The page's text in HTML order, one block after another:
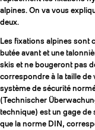
alpines. On va vous
deux.
Les fixations alpines sont
butée avant et une
skis et ne bougeront pas
correspondre à la taille de
système de sécurité
(Technischer
technique) est un gage de
que la norme DIN,